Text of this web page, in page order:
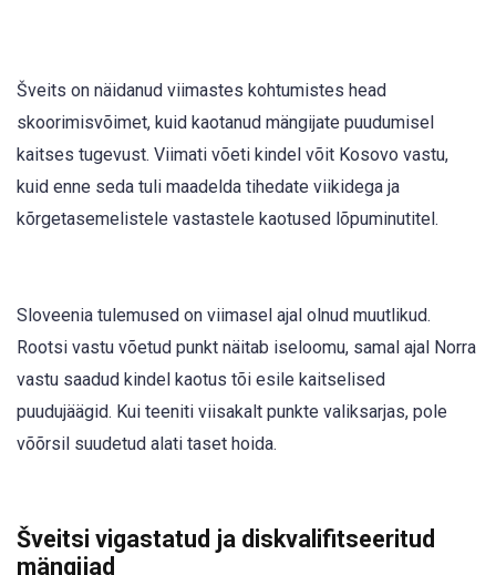
Šveits on näidanud viimastes kohtumistes head
skoorimisvõimet, kuid kaotanud mängijate puudumisel
kaitses tugevust. Viimati võeti kindel võit Kosovo vastu,
kuid enne seda tuli maadelda tihedate viikidega ja
kõrgetasemelistele vastastele kaotused lõpuminutitel.
Sloveenia tulemused on viimasel ajal olnud muutlikud.
Rootsi vastu võetud punkt näitab iseloomu, samal ajal Norra
vastu saadud kindel kaotus tõi esile kaitselised
puudujäägid. Kui teeniti viisakalt punkte valiksarjas, pole
võõrsil suudetud alati taset hoida.
Šveitsi vigastatud ja diskvalifitseeritud
mängijad